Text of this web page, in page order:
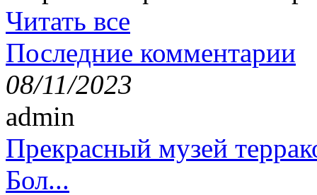
Читать все
Последние комментарии
08/11/2023
admin
Прекрасный музей
Бол...